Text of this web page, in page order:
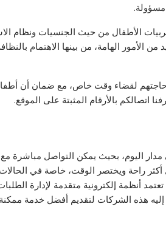
مسؤولة.
الأطفال من حيث الجنسيات ونظام
من الأمور الهامة، من بينها الاهتمام
لقضاء وقت خاص، مع ضمان أن
اتصالكم بالأرقام المثبتة على الموقع.
اليوم، بحيث يمكن التواصل مباشرة
راحة ويختصر الوقت، خاصة في الحالات
أنظمة إلكترونية متقدمة لإدارة
هذه الشركات لتقديم أفضل خدمة